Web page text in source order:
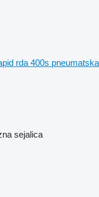
rda 400s pneumatska
sejalica